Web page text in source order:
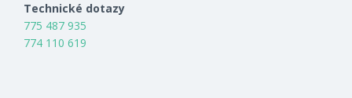
Technické dotazy
775 487 935
774 110 619